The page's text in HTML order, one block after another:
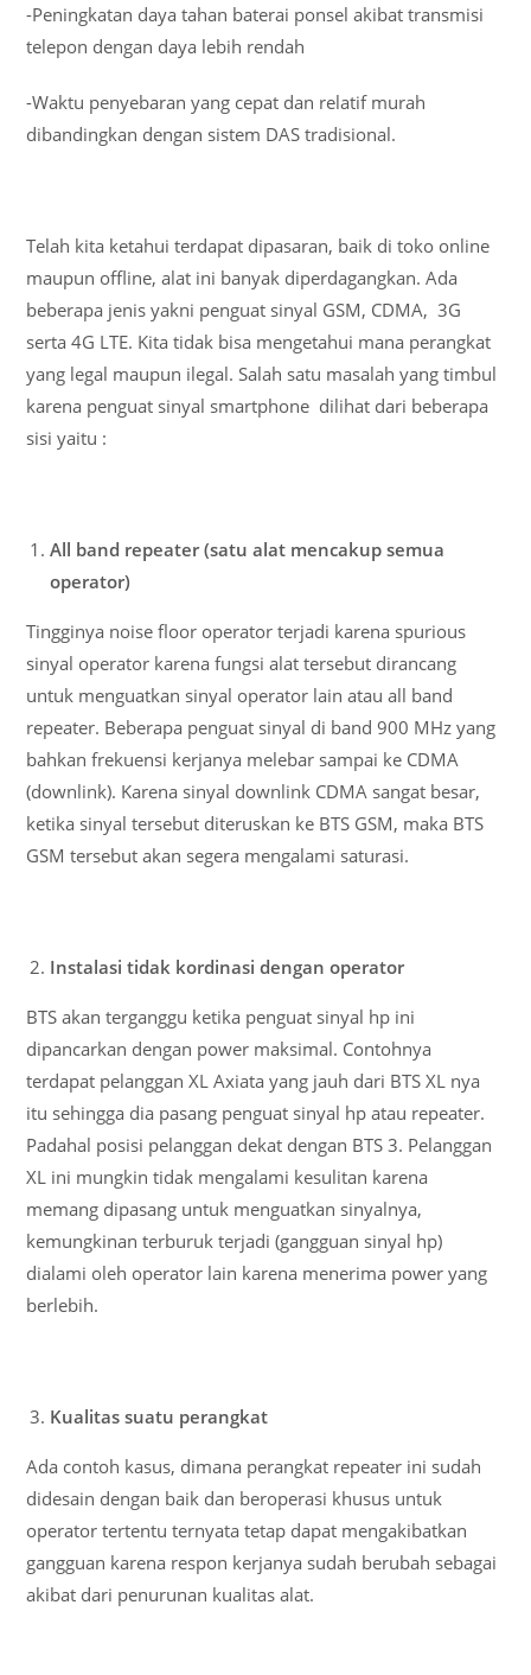
-Peningkatan daya tahan baterai ponsel akibat transmisi
telepon dengan daya lebih rendah
-Waktu penyebaran yang cepat dan relatif murah
dibandingkan dengan sistem DAS tradisional.
Telah kita ketahui terdapat dipasaran, baik di toko online
maupun offline, alat ini banyak diperdagangkan. Ada
beberapa jenis yakni penguat sinyal GSM, CDMA, 3G
serta 4G LTE. Kita tidak bisa mengetahui mana perangkat
yang legal maupun ilegal. Salah satu masalah yang timbul
karena penguat sinyal smartphone dilihat dari beberapa
sisi yaitu :
All band repeater (satu alat mencakup semua
operator)
Tingginya noise floor operator terjadi karena spurious
sinyal operator karena fungsi alat tersebut dirancang
untuk menguatkan sinyal operator lain atau all band
repeater. Beberapa penguat sinyal di band 900 MHz yang
bahkan frekuensi kerjanya melebar sampai ke CDMA
(downlink). Karena sinyal downlink CDMA sangat besar,
ketika sinyal tersebut diteruskan ke BTS GSM, maka BTS
GSM tersebut akan segera mengalami saturasi.
Instalasi tidak kordinasi dengan operator
BTS akan terganggu ketika penguat sinyal hp ini
dipancarkan dengan power maksimal. Contohnya
terdapat pelanggan XL Axiata yang jauh dari BTS XL nya
itu sehingga dia pasang penguat sinyal hp atau repeater.
Padahal posisi pelanggan dekat dengan BTS 3. Pelanggan
XL ini mungkin tidak mengalami kesulitan karena
memang dipasang untuk menguatkan sinyalnya,
kemungkinan terburuk terjadi (gangguan sinyal hp)
dialami oleh operator lain karena menerima power yang
berlebih.
Kualitas suatu perangkat
Ada contoh kasus, dimana perangkat repeater ini sudah
didesain dengan baik dan beroperasi khusus untuk
operator tertentu ternyata tetap dapat mengakibatkan
gangguan karena respon kerjanya sudah berubah sebagai
akibat dari penurunan kualitas alat.